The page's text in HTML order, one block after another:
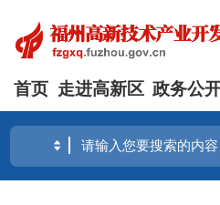
首页 走进高新区 政务公